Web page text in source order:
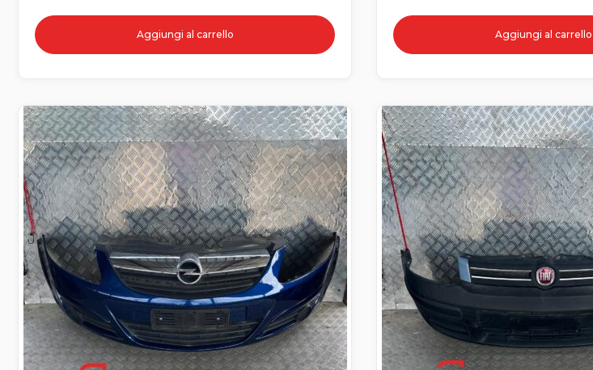
Aggiungi al carrello Aggiungi al carrello